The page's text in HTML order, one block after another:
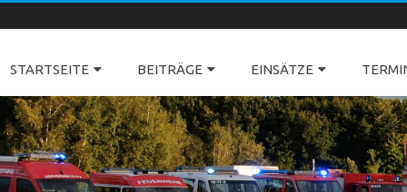
STARTSEITE BEITRÄGE EINSÄTZE